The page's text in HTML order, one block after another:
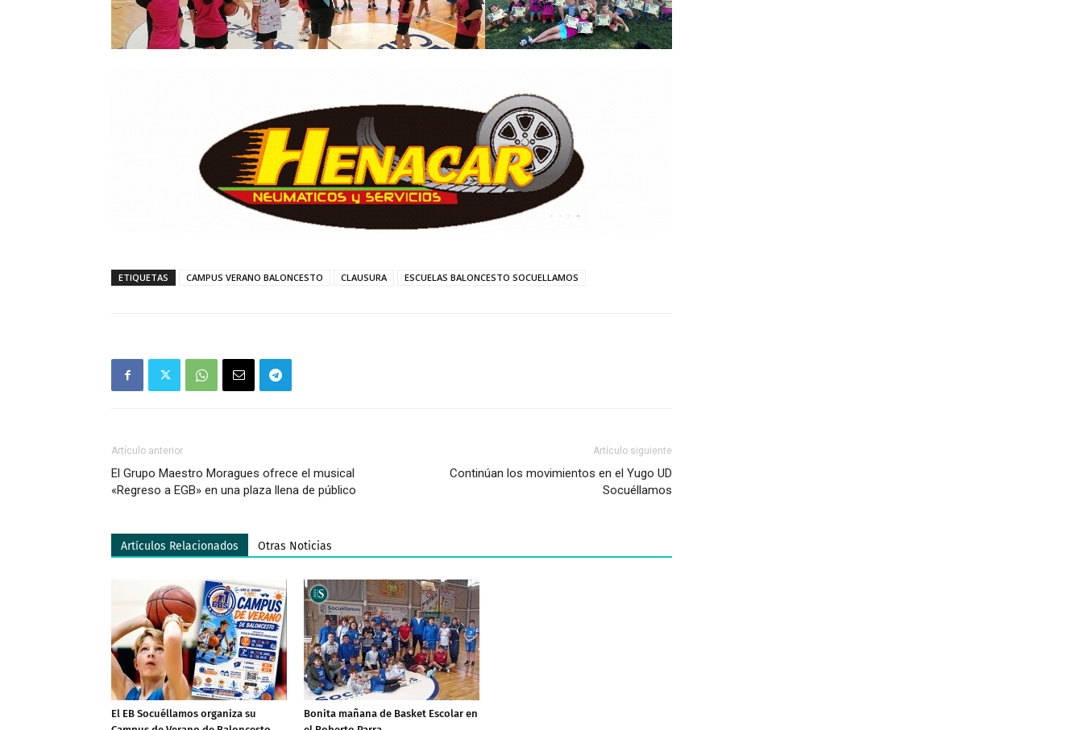
ETIQUETAS CAMPUS VERANO BALONCESTO CLAUSURA ESCUELAS BALONCESTO SOCUELLAMOS
Artículo anterior
El Grupo Maestro Moragues ofrece el musical
«Regreso a EGB» en una plaza llena de público
Artículo siguiente
Continúan los movimientos en el Yugo UD
Socuéllamos
Artículos Relacionados Otras Noticias
El EB Socuéllamos organiza su
Bonita mañana de Basket Escolar en